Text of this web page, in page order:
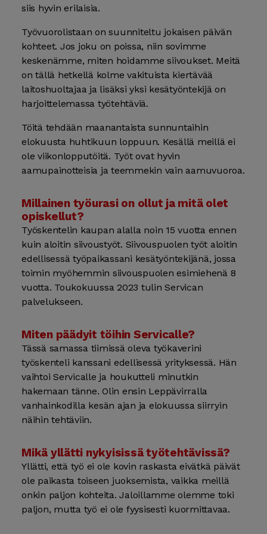
siis hyvin erilaisia.
Työvuorolistaan on suunniteltu jokaisen päivän
kohteet. Jos joku on poissa, niin sovimme
keskenämme, miten hoidamme siivoukset. Meitä
on tällä hetkellä kolme vakituista kiertävää
laitoshuoltajaa ja lisäksi yksi kesätyöntekijä on
harjoittelemassa työtehtäviä.
Töitä tehdään maanantaista sunnuntaihin
elokuusta huhtikuun loppuun. Kesällä meillä ei
ole viikonlopputöitä. Työt ovat hyvin
aamupainotteisia ja teemmekin vain aamuvuoroa.
Millainen työurasi on ollut ja mitä olet
opiskellut?
Työskentelin kaupan alalla noin 15 vuotta ennen
kuin aloitin siivoustyöt. Siivouspuolen työt aloitin
edellisessä työpaikassani kesätyöntekijänä, jossa
toimin myöhemmin siivouspuolen esimiehenä 8
vuotta. Toukokuussa 2023 tulin Servican
palvelukseen.
Miten päädyit töihin Servicalle?
Tässä samassa tiimissä oleva työkaverini
työskenteli kanssani edellisessä yrityksessä. Hän
vaihtoi Servicalle ja houkutteli minutkin
hakemaan tänne. Olin ensin Leppävirralla
vanhainkodilla kesän ajan ja elokuussa siirryin
näihin tehtäviin.
Mikä yllätti nykyisissä työtehtävissä?
Yllätti, että työ ei ole kovin raskasta eivätkä päivät
ole paikasta toiseen juoksemista, vaikka meillä
onkin paljon kohteita. Jaloillamme olemme toki
paljon, mutta työ ei ole fyysisesti kuormittavaa.